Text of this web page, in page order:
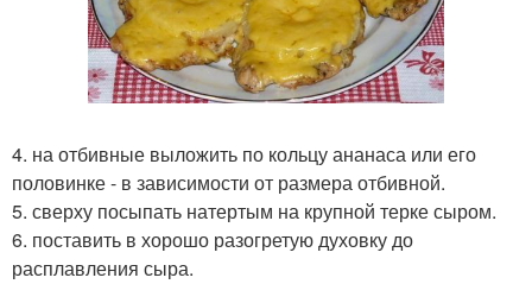
4. на отбивные выложить по кольцу ананаса или его
половинке - в зависимости от размера отбивной.
5. сверху посыпать натертым на крупной терке сыром.
6. поставить в хорошо разогретую духовку до
расплавления сыра.